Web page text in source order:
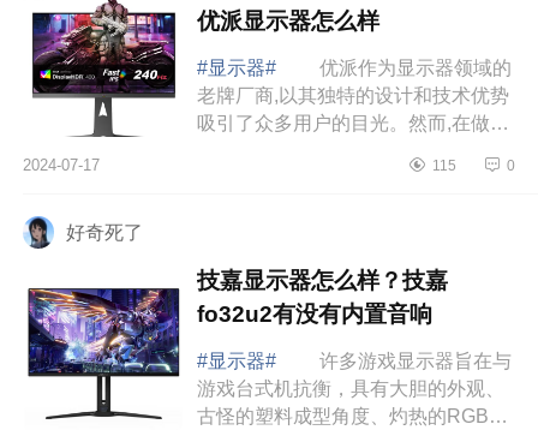
优派显示器怎么样
#显示器#
优派作为显示器领域的
老牌厂商,以其独特的设计和技术优势
吸引了众多用户的目光。然而,在做出
素,以确保获得最佳的使用体验。下面
2024-07-17 115 0
好奇死了
技嘉显示器怎么样？技嘉
fo32u2有没有内置音响
#显示器#
许多游戏显示器旨在与
游戏台式机抗衡，具有大胆的外观、
古怪的塑料成型角度、灼热的RGB照